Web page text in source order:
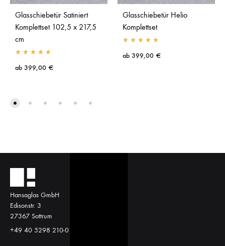
Glasschiebetür Satiniert
Komplettset 102,5 x 217,5
cm
ab 399,00 €
Glasschiebetür Helio
Komplettset
ab 399,00 €
Hansaglas GmbH
Edisonstr. 3
27367 Sottrum
+49 40 5298 210-0